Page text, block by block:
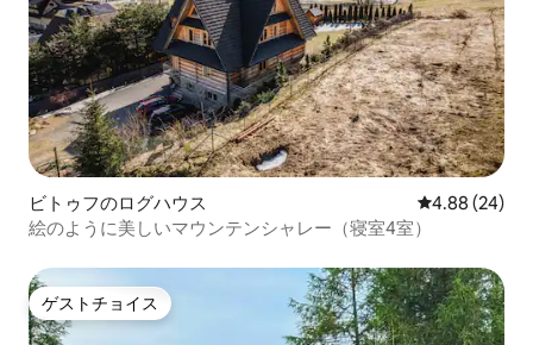
ビトゥフのログハウス レビュー24
4.88 (24)
絵のように美しいマウンテンシャレー（寝室4室）
ゲストチョイス
ゲストチョイス